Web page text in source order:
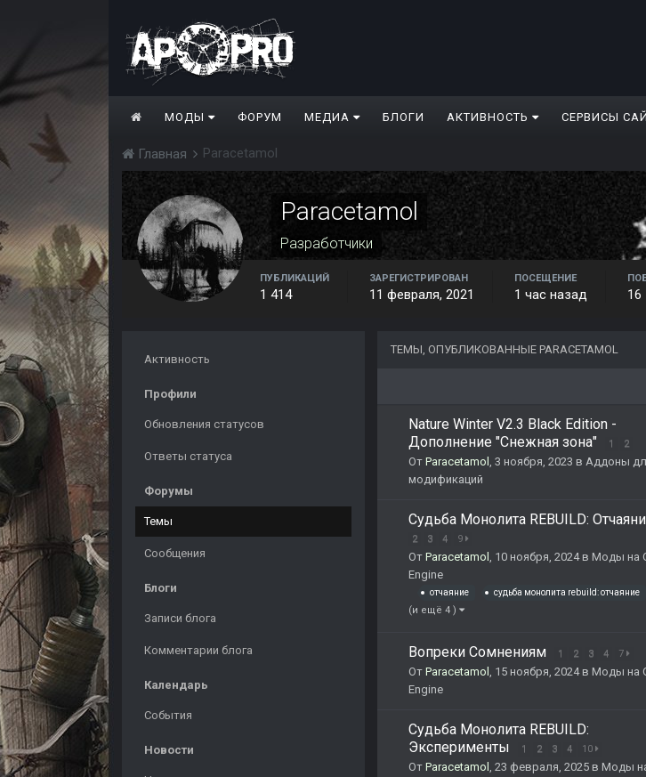
МОДЫ ФОРУМ МЕДИА БЛОГИ АКТИВНОСТЬ СЕРВИСЫ
Главная Paracetamol
Paracetamol
Разработчики
ПУБЛИКАЦИЙ
1 414
ЗАРЕГИСТРИРОВАН
11 февраля, 2021
ПОСЕЩЕНИЕ
1 час назад 16
Активность
Профили
Обновления статусов
Ответы статуса
Форумы
Темы
Сообщения
Блоги
Записи блога
Комментарии блога
Календарь
События
Новости
ТЕМЫ, ОПУБЛИКОВАННЫЕ PARACETAMOL
Nature Winter V2.3 Black Edition -
Дополнение "Снежная зона"
1 2
От Paracetamol , 3 ноября, 2023 в Аддоны
модификаций
Судьба Монолита REBUILD:
2
3 4 9
От Paracetamol , 10 ноября, 2024в Моды на
Engine
отчаяние судьба монолита rebuild: отчаяние
(и ещё 4 )
Вопреки Сомнениям 1 2 3 4 7
От Paracetamol , 15 ноября, 2024в Моды на
Engine
Судьба Монолита REBUILD:
Эксперименты
1 2 3 4 10
От Paracetamol , 23 февраля, 2025 в Моды